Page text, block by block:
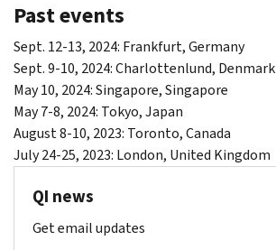
Past events
Sept. 12-13, 2024: Frankfurt, Germany
Sept. 9-10, 2024: Charlottenlund, Denmark
May 10, 2024: Singapore, Singapore
May 7-8, 2024: Tokyo, Japan
August 8-10, 2023: Toronto, Canada
July 24-25, 2023: London, United Kingdom
QI news
Get email updates